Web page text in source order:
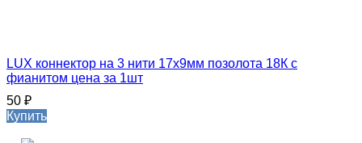
LUX коннектор на 3 нити 17х9мм позолота 18К с
фианитом цена за 1шт
50 ₽
Купить